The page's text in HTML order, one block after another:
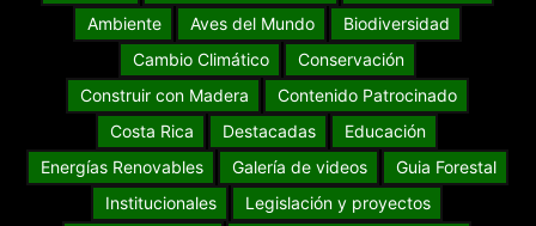
Ambiente
Aves del Mundo
Biodiversidad
Cambio Climático
Conservación
Construir con Madera
Contenido Patrocinado
Costa Rica
Destacadas
Educación
Energías Renovables
Galería de videos
Guia Forestal
Institucionales
Legislación y proyectos